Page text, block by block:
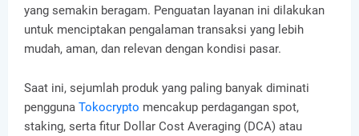
yang semakin beragam. Penguatan layanan ini dilakukan
untuk menciptakan pengalaman transaksi yang lebih
mudah, aman, dan relevan dengan kondisi pasar.
Saat ini, sejumlah produk yang paling banyak diminati
pengguna Tokocrypto mencakup perdagangan spot,
staking, serta fitur Dollar Cost Averaging (DCA) atau